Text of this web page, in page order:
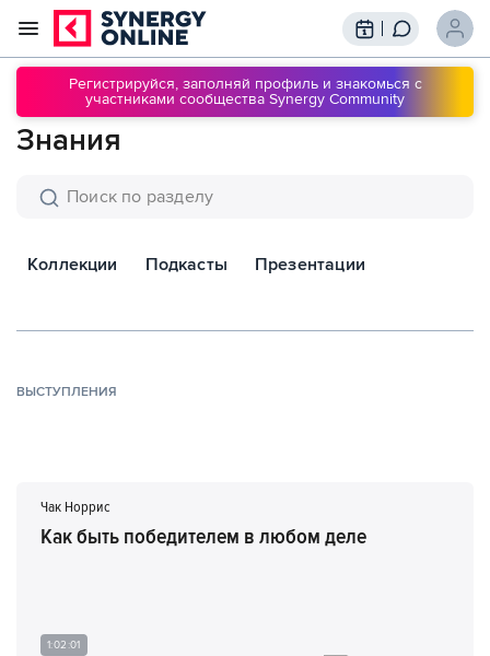
Регистрируйся, заполняй профиль и знакомься с
участниками сообщества Synergy Community
Трансляции
Вебинары
Обучение
Знания
Знания
Коллекции Подкасты Презентации
ВЫСТУПЛЕНИЯ
Чак Норрис
Как быть победителем в любом деле
1:02:01